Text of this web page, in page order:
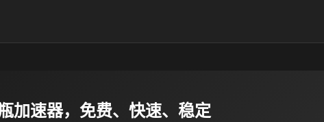
加速器，免费、快速、稳定